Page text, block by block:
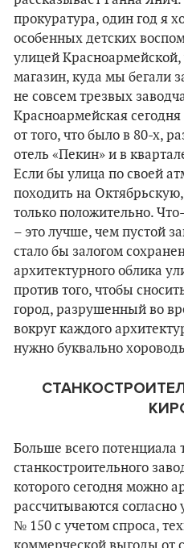
прокуратура, один год я
особенных детских
улицей Красноармейской,
магазин, куда мы бегали
не совсем трезвых
Красноармейская
от того, что было в 80-х,
отель «Пекин» и в
Если бы улица по своей
походить на
только положительно.
– это лучше, чем пустой
стало бы залогом
архитектурного облика
против того, чтобы
город, разрушенный во
вокруг каждого
нужно буквально
Больше всего потенциала
станкостроительного
которого сегодня можно
рассчитываются согласно
№ 150 с учетом спроса,